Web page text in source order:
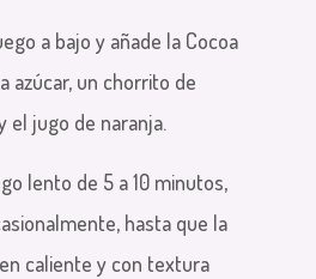
a bajo y añade la Cocoa
azúcar, un chorrito de
el jugo de naranja.
lento de 5 a 10 minutos,
hasta que la
caliente y con textura